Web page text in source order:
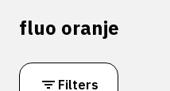
fluo oranje
Filters